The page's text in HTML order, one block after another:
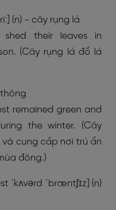
(n) - cây rụng lá
shed their leaves in
(Cây rụng lá đổ lá
thông
remained green and
the winter. (Cây
cung cấp nơi trú ẩn
đông.)
ˈkʌvərd ˈbræntʃɪz] (n)